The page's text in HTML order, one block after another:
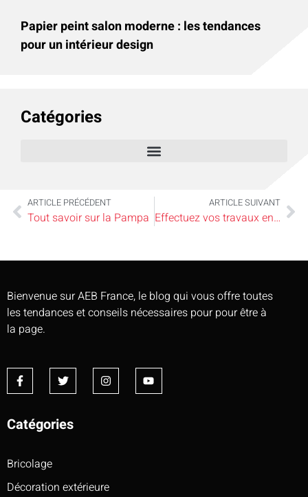
Papier peint salon moderne : les tendances
pour un intérieur design
Catégories
ARTICLE PRÉCÉDENT
Tout savoir sur la Pampa
ARTICLE SUIVANT
Effectuez vos travaux en toute sérénité en optant pour l’enduit de lissage
Bienvenue sur AEB France, le blog qui vous offre toutes
les tendances et conseils nécessaires pour pour être à
la page.
Catégories
Bricolage
Décoration extérieure